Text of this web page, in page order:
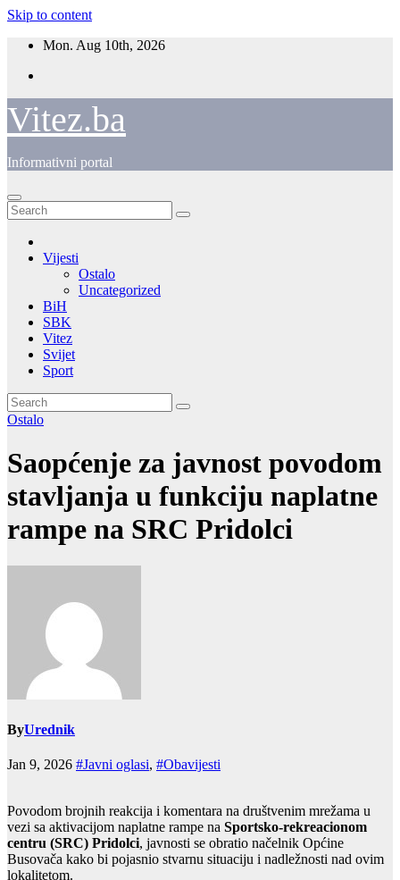
Skip to content
Mon. Aug 10th, 2026
Vitez.ba
Informativni portal
Vijesti
Ostalo
Uncategorized
BiH
SBK
Vitez
Svijet
Sport
Ostalo
Saopćenje za javnost povodom
stavljanja u funkciju naplatne
rampe na SRC Pridolci
ByUrednik
Jan 9, 2026 #Javni oglasi, #Obavijesti
Povodom brojnih reakcija i komentara na društvenim mrežama u
vezi sa aktivacijom naplatne rampe na Sportsko-rekreacionom
centru (SRC) Pridolci, javnosti se obratio načelnik Općine
Busovača kako bi pojasnio stvarnu situaciju i nadležnosti nad ovim
lokalitetom.